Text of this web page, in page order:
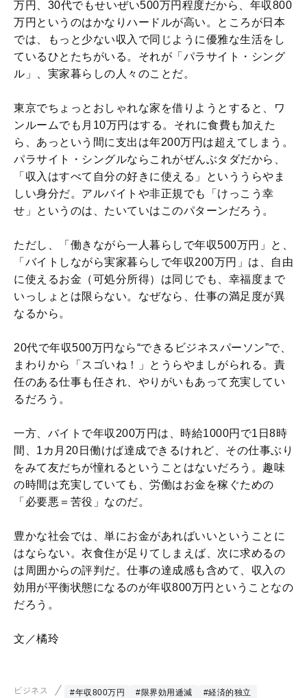
万円、30代でもせいぜい500万円程度だから、年収800
万円というのはかなりハードルが高い。ところが日本
では、もっと少ない収入で同じように優雅な生活をし
ているひとたちがいる。それが「パラサイト・シング
ル」、実家暮らしの人々のことだ。
東京でちょっとおしゃれな家を借りようとすると、ワ
ンルームでも月10万円はする。それに食費も加えた
ら、あっという間に支出は年200万円は超えてしまう。
パラサイト・シングルならこれがぜんぶタダだから、
「収入はすべて自分の好きに使える」といううらやま
しい身分だ。アルバイトや非正規でも「けっこう幸
せ」というのは、たいていはこのパターンだろう。
ただし、「働きながら一人暮らしで年収500万円」と、
「バイトしながら実家暮らしで年収200万円」は、自由
に使えるお金（可処分所得）は同じでも、幸福度まで
いっしょとは限らない。なぜなら、仕事の満足度が異
なるから。
20代で年収500万円なら“できるビジネスパーソン”で、
まわりから「スゴいね！」とうらやましがられる。責
任のある仕事も任され、やりがいもあって充実してい
るだろう。
一方、バイトで年収200万円は、時給1000円で1日8時
間、1カ月20日働けば達成できるけれど、その仕事ぶり
をみて友だちが憧れるということはないだろう。趣味
の時間は充実していても、労働はお金を稼ぐための
「必要悪＝苦役」なのだ。
豊かな社会では、単にお金があればいいということに
はならない。衣食住が足りてしまえば、次に求めるの
は周囲からの評判だ。仕事の達成感も含めて、収入の
効用が平衡状態になるのが年収800万円ということなの
だろう。
文／橘玲
ビジネス #年収800万円 #限界効用逓減
#経済的独立